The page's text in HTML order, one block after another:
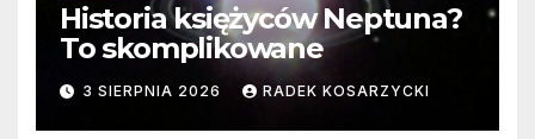
Historia księżyców Neptuna?
To skomplikowane
3 SIERPNIA 2026 RADEK KOSARZYCKI